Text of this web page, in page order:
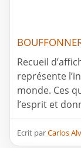
Recueil
représente
monde. Ces
l’esprit et
Ecrit parCarlos